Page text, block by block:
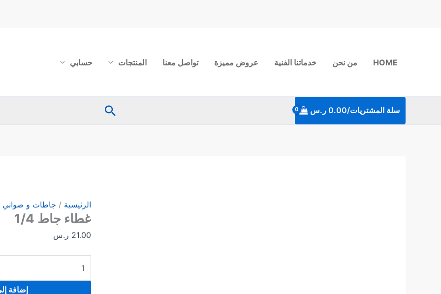
HOME من نحن خدماتنا الفنية عروض مميزة تواصل معنا المنتجات حسابي
سلة المشتريات/0.00 ر.س البحث
الرئيسية / جاطات و
غطاء جاط 1/4
21.00 ر.س
1/4
إضافة